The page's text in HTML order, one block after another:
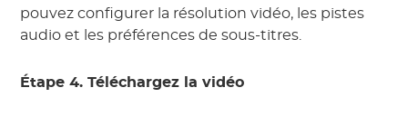
pouvez configurer la résolution vidéo, les pistes
audio et les préférences de sous-titres.
Étape 4. Téléchargez la vidéo